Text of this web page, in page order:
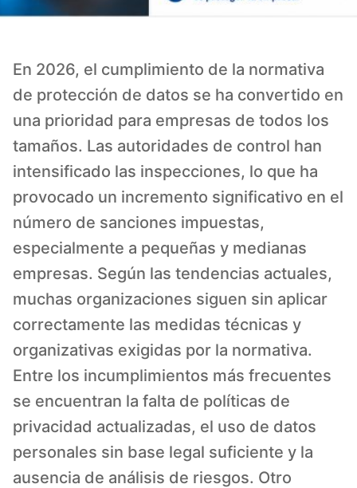
En 2026, el cumplimiento de la normativa
de protección de datos se ha convertido en
una prioridad para empresas de todos los
tamaños. Las autoridades de control han
intensificado las inspecciones, lo que ha
provocado un incremento significativo en el
número de sanciones impuestas,
especialmente a pequeñas y medianas
empresas. Según las tendencias actuales,
muchas organizaciones siguen sin aplicar
correctamente las medidas técnicas y
organizativas exigidas por la normativa.
Entre los incumplimientos más frecuentes
se encuentran la falta de políticas de
privacidad actualizadas, el uso de datos
personales sin base legal suficiente y la
ausencia de análisis de riesgos. Otro